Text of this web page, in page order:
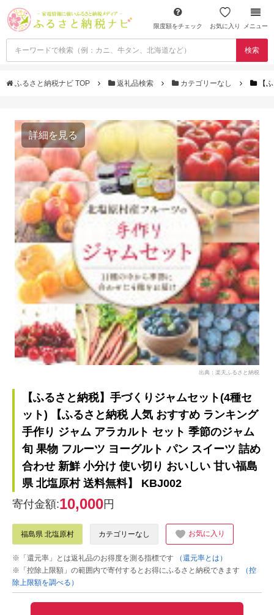
限度額をチェック お気に入り メニュー
検索
ふるさと納税ナビ TOP 返礼品検索 カテゴリーなし 【
詳細を見る
出典：楽天ふるさと納税
【ふるさと納税】手づくりジャムセット(4種セ
ット) 【ふるさと納税 人気 おすすめ ランキング
手作り ジャム アラカルト セット 季節のジャム
旬 果物 フルーツ ヨーグルト パン スイーツ 詰め
合わせ 新鮮 小分け 使い切り おいしい 甘い福島
県 北塩原村 送料無料】 KBJ002
寄付金額:10,000円
福島県 北塩原村 カテゴリーなし お気に入り
※「還元率」とは返礼品のお得度を測る指標です
（還元率とは）
※「控除上限額」の範囲内で寄付するとお得にふるさと納税できます
（控
除上限額を調べる）